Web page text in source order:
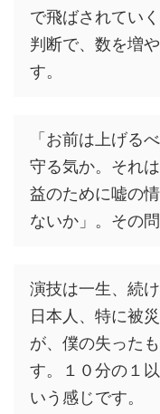
で飛ばされてい
判断で、数を増
す。
「お前は上げる
守る気か。それ
益のために嘘の
ないか」。その
演技は一生、続
日本人、特に被
が、僕の失った
す。１０分の１
いう感じです。